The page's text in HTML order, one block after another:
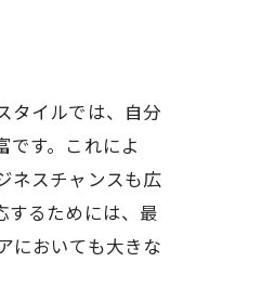
タイルでは、自分
す。これによ
ネスチャンスも広
するためには、最
においても大きな